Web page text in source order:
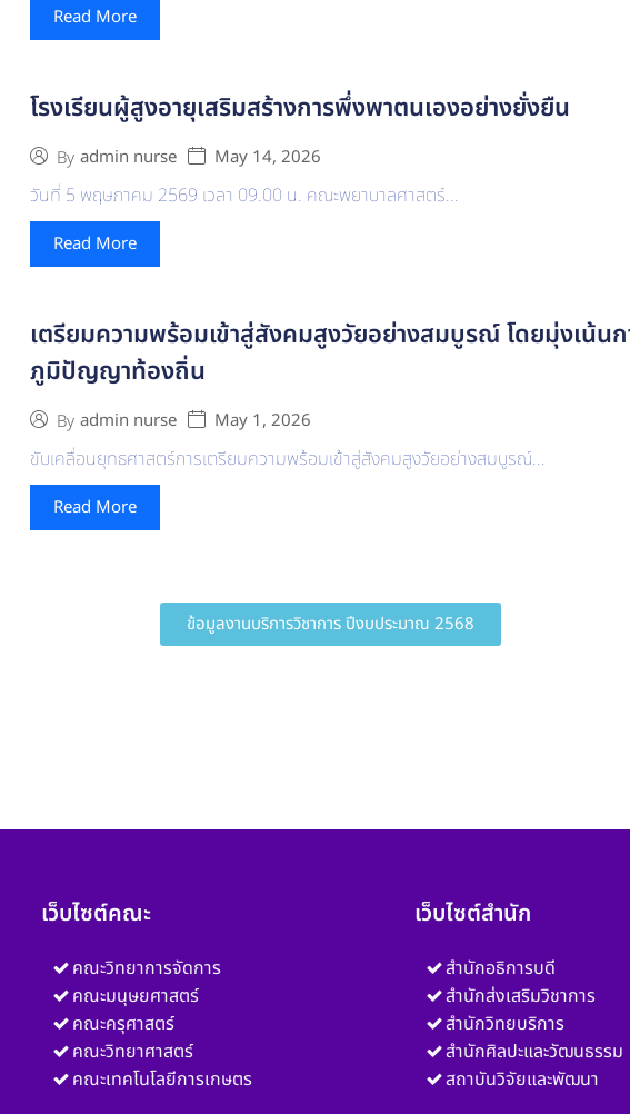
Read More
โรงเรียนผู้สูงอายุเสริมสร้างการพึ่งพาตนเองอย่างยั่งยืน
By admin nurse May 14, 2026
วันที่ 5 พฤษภาคม 2569 เวลา 09.00 น. คณะพยาบาลศาสตร์...
Read More
เตรียมความพร้อมเข้าสู่สังคมสูงวัยอย่างสมบูรณ์ โดยมุ่งเน้น
ภูมิปัญญาท้องถิ่น
By admin nurse May 1, 2026
ขับเคลื่อนยุทธศาสตร์การเตรียมความพร้อมเข้าสู่สังคมสูงวัยอย่างสมบูรณ์...
Read More
ข้อมูลงานบริการวิชาการ ปีงบประมาณ 2568
เว็บไซต์คณะ
คณะวิทยาการจัดการ
คณะมนุษยศาสตร์
คณะครุศาสตร์
คณะวิทยาศาสตร์
คณะเทคโนโลยีการเกษตร
เว็บไซต์สำนัก
สำนักอธิการบดี
สำนักส่งเสริมวิชาการ
สำนักวิทยบริการ
สำนักศิลปะและวัฒนธรรม
สถาบันวิจัยและพัฒนา